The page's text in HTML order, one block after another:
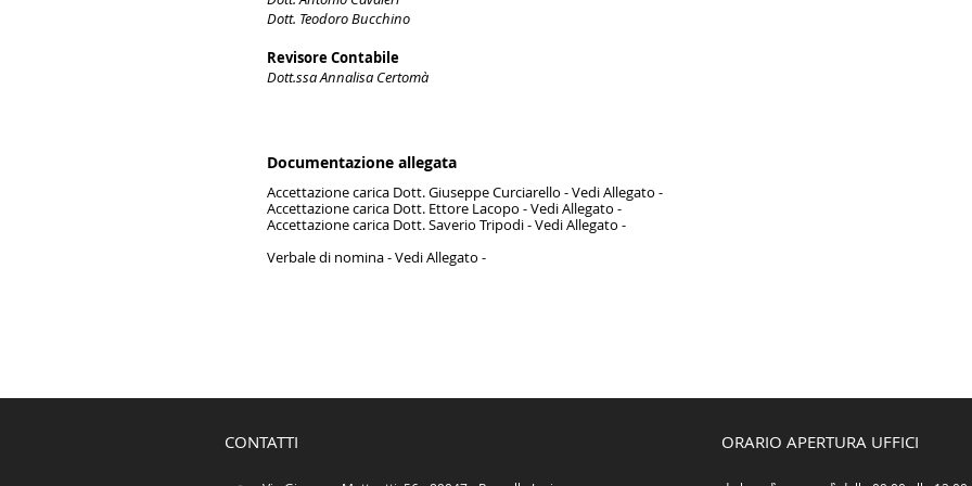
Dott. Teodoro Bucchino
Revisore Contabile
Dott.ssa Annalisa Certomà
Documentazione allegata
Accettazione carica Dott. Giuseppe Curciarello - Vedi Allegato -
Accettazione carica Dott. Ettore Lacopo - Vedi Allegato -
Accettazione carica Dott. Saverio Tripodi- Vedi Allegato -
Verbale di nomina- Vedi Allegato -
CONTATTI ORARIO APERTURA UFFICI